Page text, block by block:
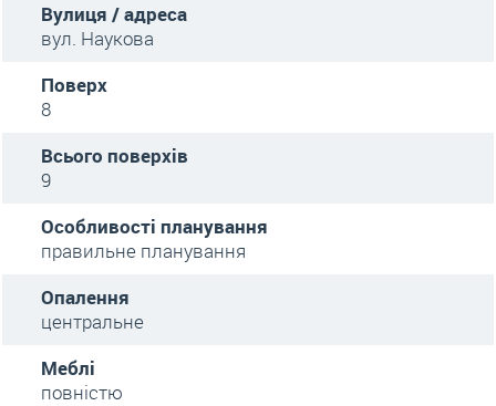
Вулиця / адреса
вул. Наукова
Поверх
8
Всього поверхів
9
Особливості планування
правильне планування
Опалення
центральне
Меблі
повністю